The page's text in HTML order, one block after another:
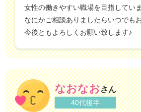
女性の働きやすい職場を目指してい
なにかご相談ありましたらいつでも
今後ともよろしくお願い致します♪
なおなおさん
40代後半